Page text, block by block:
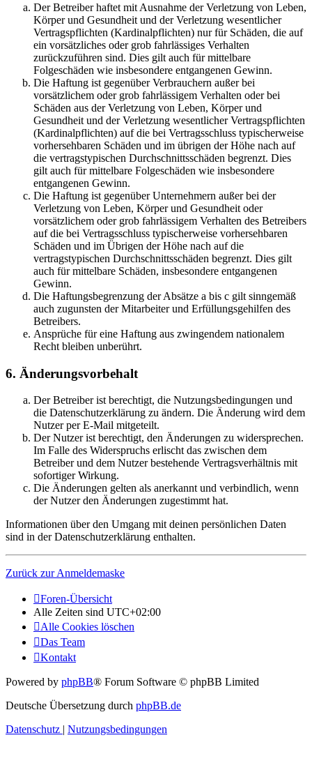
Der Betreiber haftet mit Ausnahme der Verletzung von Leben,
Körper und Gesundheit und der Verletzung wesentlicher
Vertragspflichten (Kardinalpflichten) nur für Schäden, die auf
ein vorsätzliches oder grob fahrlässiges Verhalten
zurückzuführen sind. Dies gilt auch für mittelbare
Folgeschäden wie insbesondere entgangenen Gewinn.
Die Haftung ist gegenüber Verbrauchern außer bei
vorsätzlichem oder grob fahrlässigem Verhalten oder bei
Schäden aus der Verletzung von Leben, Körper und
Gesundheit und der Verletzung wesentlicher Vertragspflichten
(Kardinalpflichten) auf die bei Vertragsschluss typischerweise
vorhersehbaren Schäden und im übrigen der Höhe nach auf
die vertragstypischen Durchschnittsschäden begrenzt. Dies
gilt auch für mittelbare Folgeschäden wie insbesondere
entgangenen Gewinn.
Die Haftung ist gegenüber Unternehmern außer bei der
Verletzung von Leben, Körper und Gesundheit oder
vorsätzlichem oder grob fahrlässigem Verhalten des Betreibers
auf die bei Vertragsschluss typischerweise vorhersehbaren
Schäden und im Übrigen der Höhe nach auf die
vertragstypischen Durchschnittsschäden begrenzt. Dies gilt
auch für mittelbare Schäden, insbesondere entgangenen
Gewinn.
Die Haftungsbegrenzung der Absätze a bis c gilt sinngemäß
auch zugunsten der Mitarbeiter und Erfüllungsgehilfen des
Betreibers.
Ansprüche für eine Haftung aus zwingendem nationalem
Recht bleiben unberührt.
6. Änderungsvorbehalt
Der Betreiber ist berechtigt, die Nutzungsbedingungen und
die Datenschutzerklärung zu ändern. Die Änderung wird dem
Nutzer per E-Mail mitgeteilt.
Der Nutzer ist berechtigt, den Änderungen zu widersprechen.
Im Falle des Widerspruchs erlischt das zwischen dem
Betreiber und dem Nutzer bestehende Vertragsverhältnis mit
sofortiger Wirkung.
Die Änderungen gelten als anerkannt und verbindlich, wenn
der Nutzer den Änderungen zugestimmt hat.
Informationen über den Umgang mit deinen persönlichen Daten
sind in der Datenschutzerklärung enthalten.
Zurück zur Anmeldemaske
Foren-Übersicht
Alle Zeiten sind UTC+02:00
Alle Cookies löschen
Das Team
Kontakt
Powered by phpBB® Forum Software © phpBB Limited
Deutsche Übersetzung durch phpBB.de
Datenschutz | Nutzungsbedingungen